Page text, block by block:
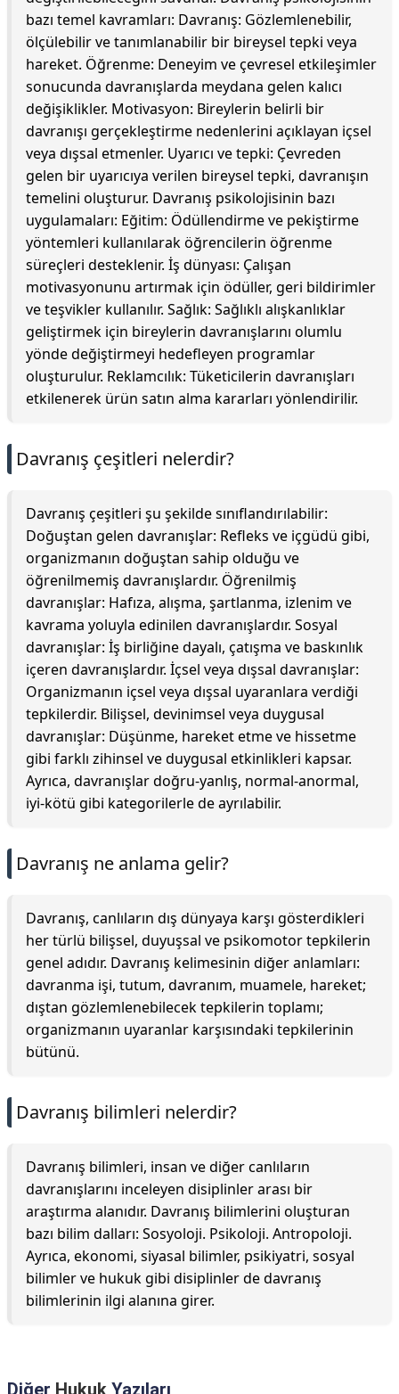
bazı temel kavramları: Davranış: Gözlemlenebilir,
ölçülebilir ve tanımlanabilir bir bireysel tepki veya
hareket. Öğrenme: Deneyim ve çevresel etkileşimler
sonucunda davranışlarda meydana gelen kalıcı
değişiklikler. Motivasyon: Bireylerin belirli bir
davranışı gerçekleştirme nedenlerini açıklayan içsel
veya dışsal etmenler. Uyarıcı ve tepki: Çevreden
gelen bir uyarıcıya verilen bireysel tepki, davranışın
temelini oluşturur. Davranış psikolojisinin bazı
uygulamaları: Eğitim: Ödüllendirme ve pekiştirme
yöntemleri kullanılarak öğrencilerin öğrenme
süreçleri desteklenir. İş dünyası: Çalışan
motivasyonunu artırmak için ödüller, geri bildirimler
ve teşvikler kullanılır. Sağlık: Sağlıklı alışkanlıklar
geliştirmek için bireylerin davranışlarını olumlu
yönde değiştirmeyi hedefleyen programlar
oluşturulur. Reklamcılık: Tüketicilerin davranışları
etkilenerek ürün satın alma kararları yönlendirilir.
Davranış çeşitleri nelerdir?
Davranış çeşitleri şu şekilde sınıflandırılabilir:
Doğuştan gelen davranışlar: Refleks ve içgüdü gibi,
organizmanın doğuştan sahip olduğu ve
öğrenilmemiş davranışlardır. Öğrenilmiş
davranışlar: Hafıza, alışma, şartlanma, izlenim ve
kavrama yoluyla edinilen davranışlardır. Sosyal
davranışlar: İş birliğine dayalı, çatışma ve baskınlık
içeren davranışlardır. İçsel veya dışsal davranışlar:
Organizmanın içsel veya dışsal uyaranlara verdiği
tepkilerdir. Bilişsel, devinimsel veya duygusal
davranışlar: Düşünme, hareket etme ve hissetme
gibi farklı zihinsel ve duygusal etkinlikleri kapsar.
Ayrıca, davranışlar doğru-yanlış, normal-anormal,
iyi-kötü gibi kategorilerle de ayrılabilir.
Davranış ne anlama gelir?
Davranış, canlıların dış dünyaya karşı gösterdikleri
her türlü bilişsel, duyuşsal ve psikomotor tepkilerin
genel adıdır. Davranış kelimesinin diğer anlamları:
davranma işi, tutum, davranım, muamele, hareket;
dıştan gözlemlenebilecek tepkilerin toplamı;
organizmanın uyaranlar karşısındaki tepkilerinin
bütünü.
Davranış bilimleri nelerdir?
Davranış bilimleri, insan ve diğer canlıların
davranışlarını inceleyen disiplinler arası bir
araştırma alanıdır. Davranış bilimlerini oluşturan
bazı bilim dalları: Sosyoloji. Psikoloji. Antropoloji.
Ayrıca, ekonomi, siyasal bilimler, psikiyatri, sosyal
bilimler ve hukuk gibi disiplinler de davranış
bilimlerinin ilgi alanına girer.
Diğer Hukuk Yazıları